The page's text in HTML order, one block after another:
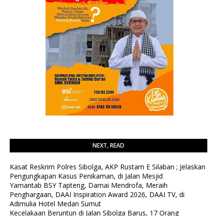
NEXT, READ
Kasat Reskrim Polres Sibolga, AKP Rustam E Silaban ; Jelaskan
Pengungkapan Kasus Penikaman, di Jalan Mesjid
Yamantab BSY Tapteng, Damai Mendrofa, Meraih
Penghargaan, DAAI Inspiration Award 2026, DAAI TV, di
Adimulia Hotel Medan Sumut
Kecelakaan Beruntun di Jalan Sibolga Barus, 17 Orang